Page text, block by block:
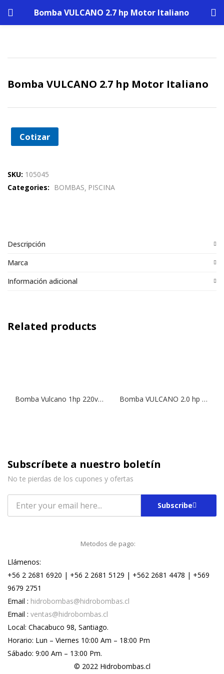
Bomba VULCANO 2.7 hp Motor Italiano
Bomba VULCANO 2.7 hp Motor Italiano
Cotizar
SKU: 105045
Categories:
BOMBAS PISCINA
Descripción
Marca
Información adicional
Related products
Bomba Vulcano 1hp 220v Premium Motor Italiano Bomba VULCANO 2.0 hp Monofásica Motor Italiano
Subscríbete a nuestro boletín
No te pierdas de los cupones y ofertas
Subscribe
Metodos de pago:
Llámenos:
+56 2 2681 6920 | +56 2 2681 5129 | +562 2681 4478 | +569
9679 2751
Email : hidrobombas@hidrobombas.cl
Email : ventas@hidrobombas.cl
Local: Chacabuco 98, Santiago.
Horario: Lun – Viernes 10:00 Am – 18:00 Pm
Sábado: 9:00 Am – 13:00 Pm.
© 2022 Hidrobombas.cl